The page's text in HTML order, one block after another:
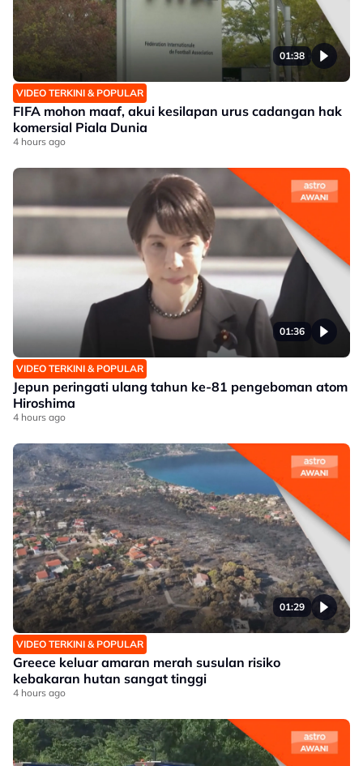
01:38
VIDEO TERKINI & POPULAR
FIFA mohon maaf, akui kesilapan urus cadangan hak
komersial Piala Dunia
4 hours ago
01:36
VIDEO TERKINI & POPULAR
Jepun peringati ulang tahun ke-81 pengeboman atom
Hiroshima
4 hours ago
01:29
VIDEO TERKINI & POPULAR
Greece keluar amaran merah susulan risiko
kebakaran hutan sangat tinggi
4 hours ago